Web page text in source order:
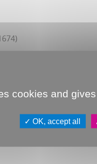
cookies and
OK, accept all